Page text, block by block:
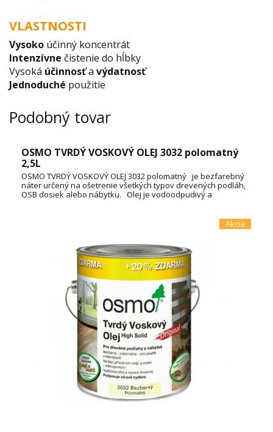
VLASTNOSTI
Vysoko účinný koncentrát
Intenzívne čistenie do hĺbky
Vysoká účinnosťa výdatnosť
Jednoduché použitie
Podobný tovar
OSMO TVRDÝ VOSKOVÝ OLEJ 3032 polomatný
2,5L
OSMO TVRDÝ VOSKOVÝ OLEJ 3032 polomatný je bezfarebný
náter určený na ošetrenie všetkých typov drevených podláh,
OSB dosiek alebo nábytku. Olej je vodoodpudivý a
Akcia